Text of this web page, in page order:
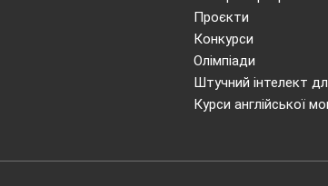
Проєкти
Конкурси
Олімпіади
Штучний інтелект
Курси англійської